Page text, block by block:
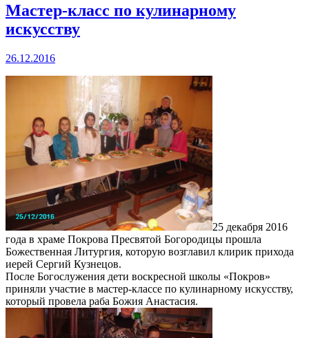
Мастер-класс по кулинарному
искусству
26.12.2016
25 декабря 2016
года в храме Покрова Пресвятой Богородицы прошла
Божественная Литургия, которую возглавил клирик прихода
иерей Сергий Кузнецов.
После Богослужения дети воскресной школы «Покров»
приняли участие в мастер-классе по кулинарному искусству,
который провела раба Божия Анастасия.